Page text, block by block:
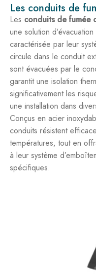
Les conduits de
Les conduits de fumée
une solution
caractérisée par leur
circule dans le conduit
sont évacuées par le
garantit une isolation
significativement les
une installation dans
Conçus en acier
conduits résistent
températures, tout en
à leur système
spécifiques.